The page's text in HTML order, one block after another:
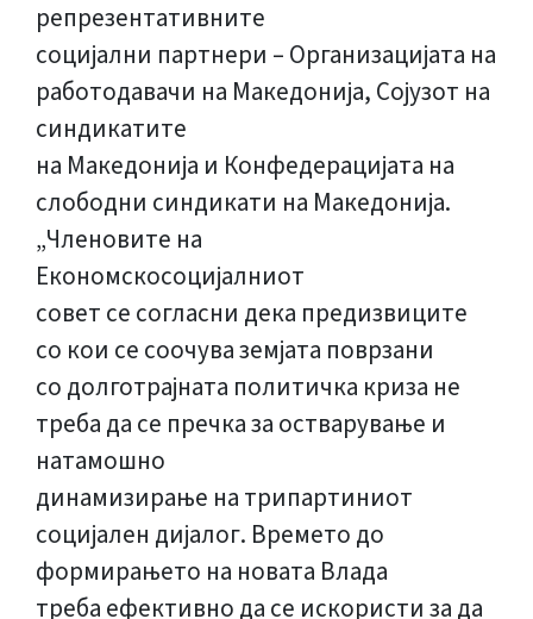
репрезентативните
социјални партнери – Организацијата на
работодавачи на Македонија, Сојузот на
синдикатите
на Македонија и Конфедерацијата на
слободни синдикати на Македонија.
„Членовите на
Економскосоцијалниот
совет се согласни дека предизвиците
со кои се соочува земјата поврзани
со долготрајната политичка криза не
треба да се пречка за остварување и
натамошно
динамизирање на трипартиниот
социјален дијалог. Времето до
формирањето на новата Влада
треба ефективно да се искористи за да